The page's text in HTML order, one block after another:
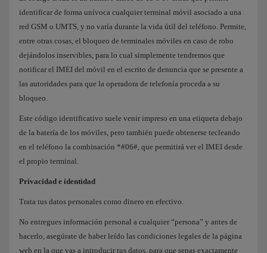
identificar de forma unívoca cualquier terminal móvil asociado a una
red GSM o UMTS, y no varía durante la vida útil del teléfono. Permite,
entre otras cosas, el bloqueo de terminales móviles en caso de robo
dejándolos inservibles, para lo cual simplemente tendremos que
notificar el IMEI del móvil en el escrito de denuncia que se presente a
las autoridades para que la operadora de telefonía proceda a su
bloqueo.
Este código identificativo suele venir impreso en una etiqueta debajo
de la batería de los móviles, pero también puede obtenerse tecleando
en el teléfono la combinación *#06#, que permitirá ver el IMEI desde
el propio terminal.
Privacidad e identidad
Trata tus datos personales como dinero en efectivo.
No entregues información personal a cualquier “persona” y antes de
hacerlo, asegúrate de haber leído las condiciones legales de la página
web en la que vas a introducir tus datos, para que sepas exactamente